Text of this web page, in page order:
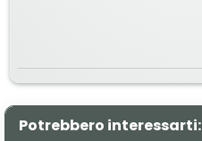
Potrebbero interessarti: